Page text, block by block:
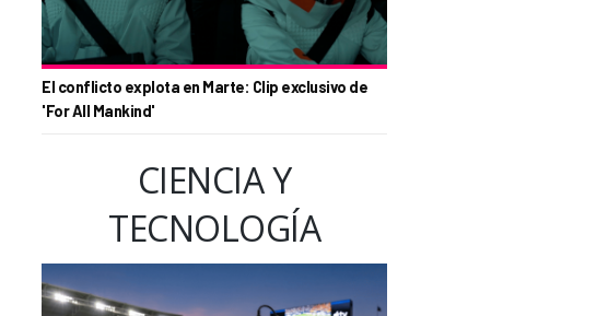
El conflicto explota en Marte: Clip exclusivo de
'For All Mankind'
CIENCIA Y
TECNOLOGÍA